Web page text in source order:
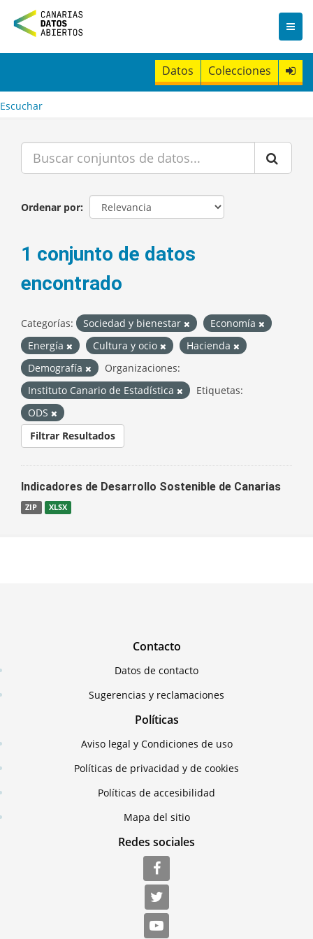
n
t
Datos Colecciones
Escuchar
Ordenar por
1 conjunto de datos
encontrado
Categorías: Sociedad y bienestar
Economía
Energía
Cultura y ocio
Hacienda
Demografía
Organizaciones:
Instituto Canario de Estadística
Etiquetas:
ODS
Filtrar Resultados
Indicadores de Desarrollo Sostenible de Canarias
ZIP XLSX
Contacto
Datos de contacto
Sugerencias y reclamaciones
Políticas
Aviso legal y Condiciones de uso
Políticas de privacidad y de cookies
Políticas de accesibilidad
Mapa del sitio
Redes sociales